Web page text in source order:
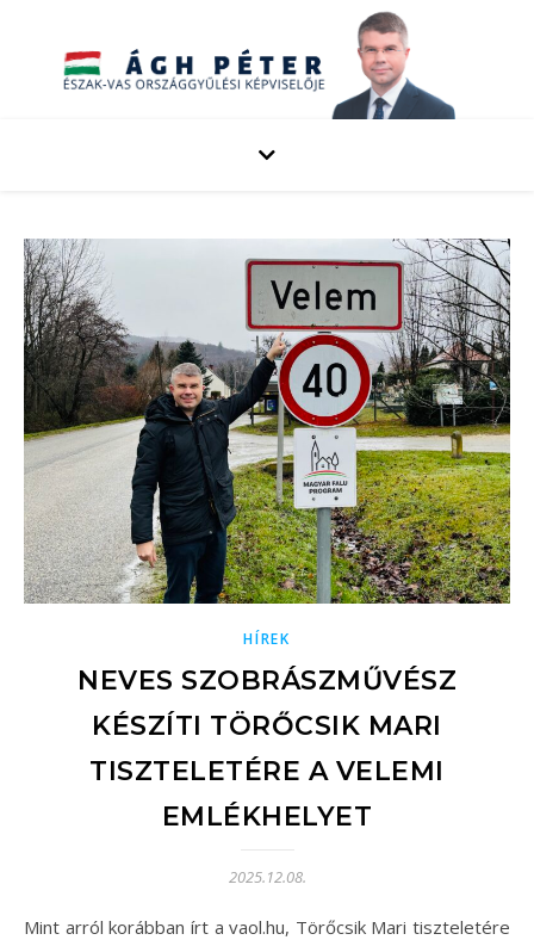
HÍREK
NEVES SZOBRÁSZMŰVÉSZ
KÉSZÍTI TÖRŐCSIK MARI
TISZTELETÉRE A VELEMI
EMLÉKHELYET
2025.12.08.
Mint arról korábban írt a vaol.hu, Törőcsik Mari tiszteletére